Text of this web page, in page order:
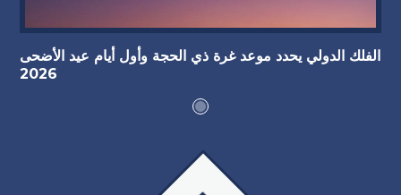
الفلك الدولي يحدد موعد غرة ذي الحجة وأول أيام عيد الأضحى
2026